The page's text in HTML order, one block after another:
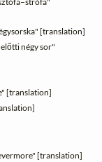
[translation]
négy sor"
[translation]
[translation]